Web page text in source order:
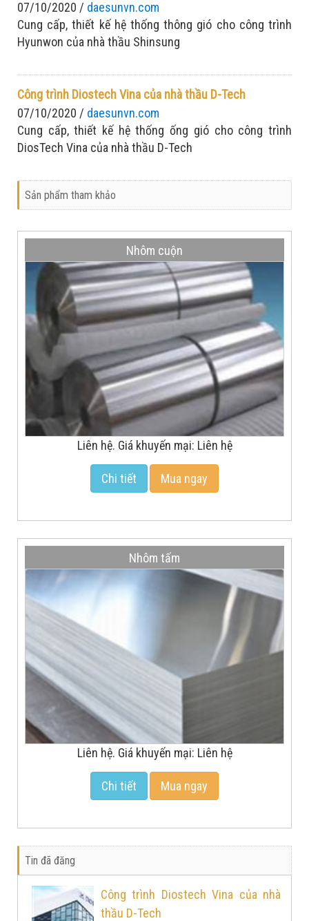
07/10/2020 / daesunvn.com
Cung cấp, thiết kế hệ thống thông gió cho công trình
Hyunwon của nhà thầu Shinsung
Công trình Diostech Vina của nhà thầu D-Tech
07/10/2020 / daesunvn.com
Cung cấp, thiết kế hệ thống ống gió cho công trình
DiosTech Vina của nhà thầu D-Tech
Sản phẩm tham khảo
Nhôm cuộn
Liên hệ. Giá khuyến mại: Liên hệ
Chi tiết Mua ngay
Nhôm tấm
Liên hệ. Giá khuyến mại: Liên hệ
Chi tiết Mua ngay
Tin đã đăng
Công trình Diostech Vina của nhà
thầu D-Tech